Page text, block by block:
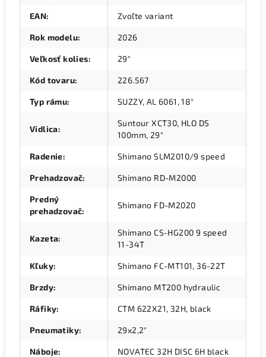
EAN: Zvoľte variant
Rok modelu: 2026
Veľkosť kolies: 29"
Kód tovaru: 226.567
Typ rámu: SUZZY, AL 6061, 18"
Vidlica:
Suntour XCT30, HLO DS
100mm, 29"
Radenie: Shimano SLM2010/9 speed
Prehadzovač: Shimano RD-M2000
Predný
prehadzovač:
Shimano FD-M2020
Kazeta:
Shimano CS-HG200 9 speed
11-34T
Kľuky: Shimano FC-MT101, 36-22T
Brzdy: Shimano MT200 hydraulic
Ráfiky: CTM 622X21, 32H, black
Pneumatiky: 29x2,2"
Náboje: NOVATEC 32H DISC 6H black